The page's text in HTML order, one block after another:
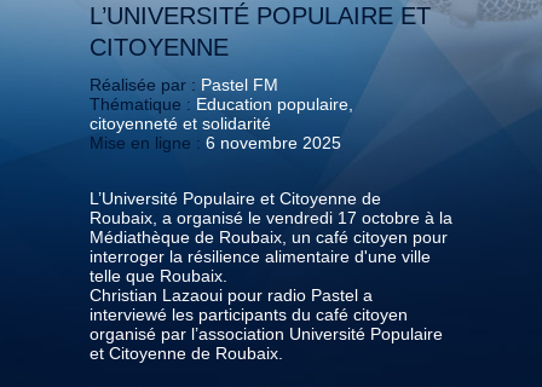
L’UNIVERSITÉ POPULAIRE ET
CITOYENNE
Réalisée par : Pastel FM
Thématique : Education populaire,
citoyenneté et solidarité
Mise en ligne : 6 novembre 2025
L’Université Populaire et Citoyenne de
Roubaix, a organisé le vendredi 17 octobre à la
Médiathèque de Roubaix, un café citoyen pour
interroger la résilience alimentaire d'une ville
telle que Roubaix.
Christian Lazaoui pour radio Pastel a
interviewé les participants du café citoyen
organisé par l’association Université Populaire
et Citoyenne de Roubaix.